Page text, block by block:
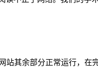
其余部分正常运行，